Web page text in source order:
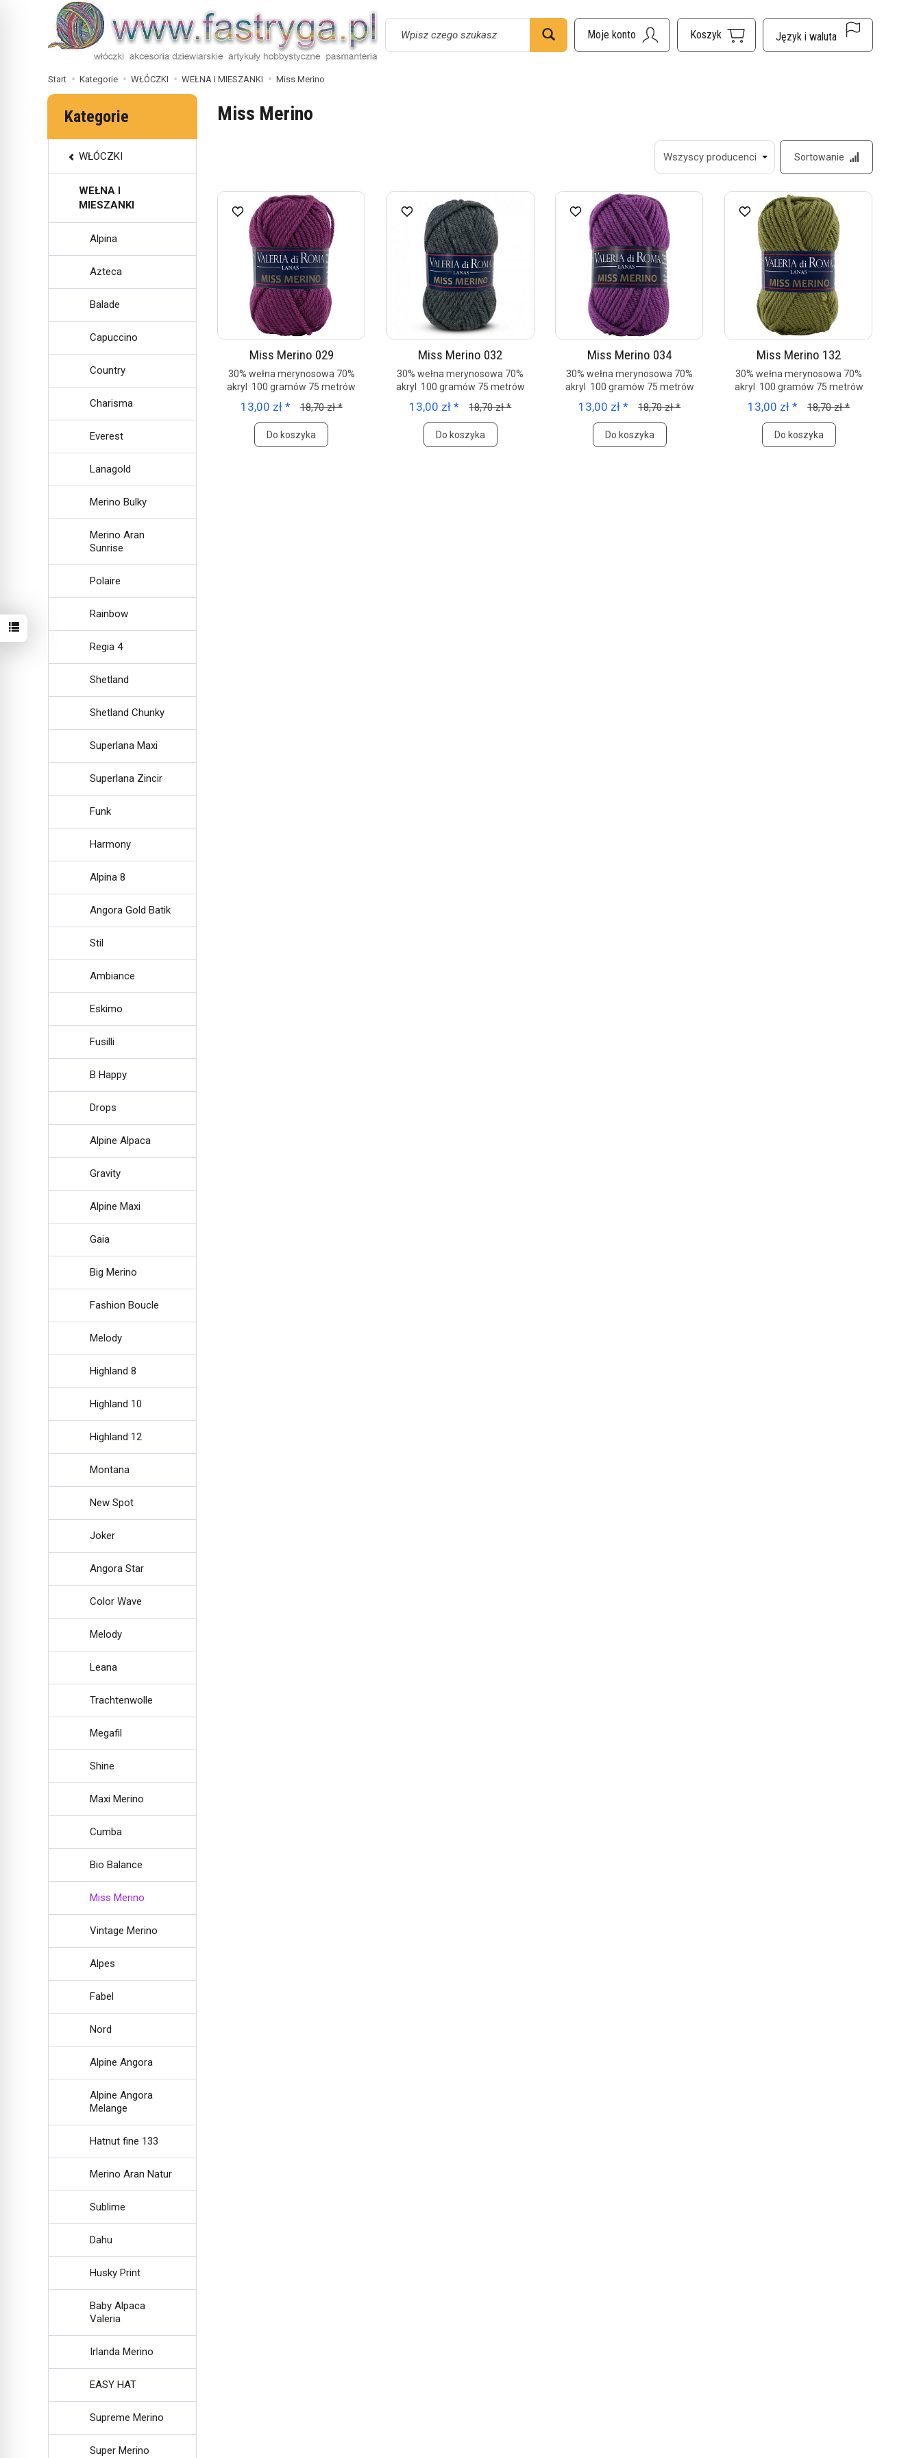
Wyszukaj
Start Kategorie WŁÓCZKI WEŁNA I MIESZANKI Miss Merino
Miss Merino
Sortowanie
Miss Merino 029
30% wełna merynosowa 70%
akryl 100 gramów 75 metrów
13,00 zł * 18,70 zł *
Do koszyka
Miss Merino 032
30% wełna merynosowa 70%
akryl 100 gramów 75 metrów
13,00 zł * 18,70 zł *
Do koszyka
Miss Merino 034
30% wełna merynosowa 70%
akryl 100 gramów 75 metrów
13,00 zł * 18,70 zł *
Do koszyka
Miss Merino 132
30% wełna merynosowa 70%
akryl 100 gramów 75 metrów
13,00 zł * 18,70 zł *
Do koszyka
Kategorie
WŁÓCZKI
WEŁNA I
MIESZANKI
Alpina
Azteca
Balade
Capuccino
Country
Charisma
Everest
Lanagold
Merino Bulky
Merino Aran
Sunrise
Polaire
Rainbow
Regia 4
Shetland
Shetland Chunky
Superlana Maxi
Superlana Zincir
Funk
Harmony
Alpina 8
Angora Gold Batik
Stil
Ambiance
Eskimo
Fusilli
B Happy
Drops
Alpine Alpaca
Gravity
Alpine Maxi
Gaia
Big Merino
Fashion Boucle
Melody
Highland 8
Highland 10
Highland 12
Montana
New Spot
Joker
Angora Star
Color Wave
Melody
Leana
Trachtenwolle
Megafil
Shine
Maxi Merino
Cumba
Bio Balance
Miss Merino
Vintage Merino
Alpes
Fabel
Nord
Alpine Angora
Alpine Angora
Melange
Hatnut fine 133
Merino Aran Natur
Sublime
Dahu
Husky Print
Baby Alpaca
Valeria
Irlanda Merino
EASY HAT
Supreme Merino
Super Merino